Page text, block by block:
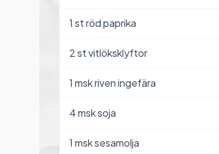
1 st röd paprika
2st vitlöksklyftor
1 msk riven ingefära
4msk soja
1 msk sesamolja